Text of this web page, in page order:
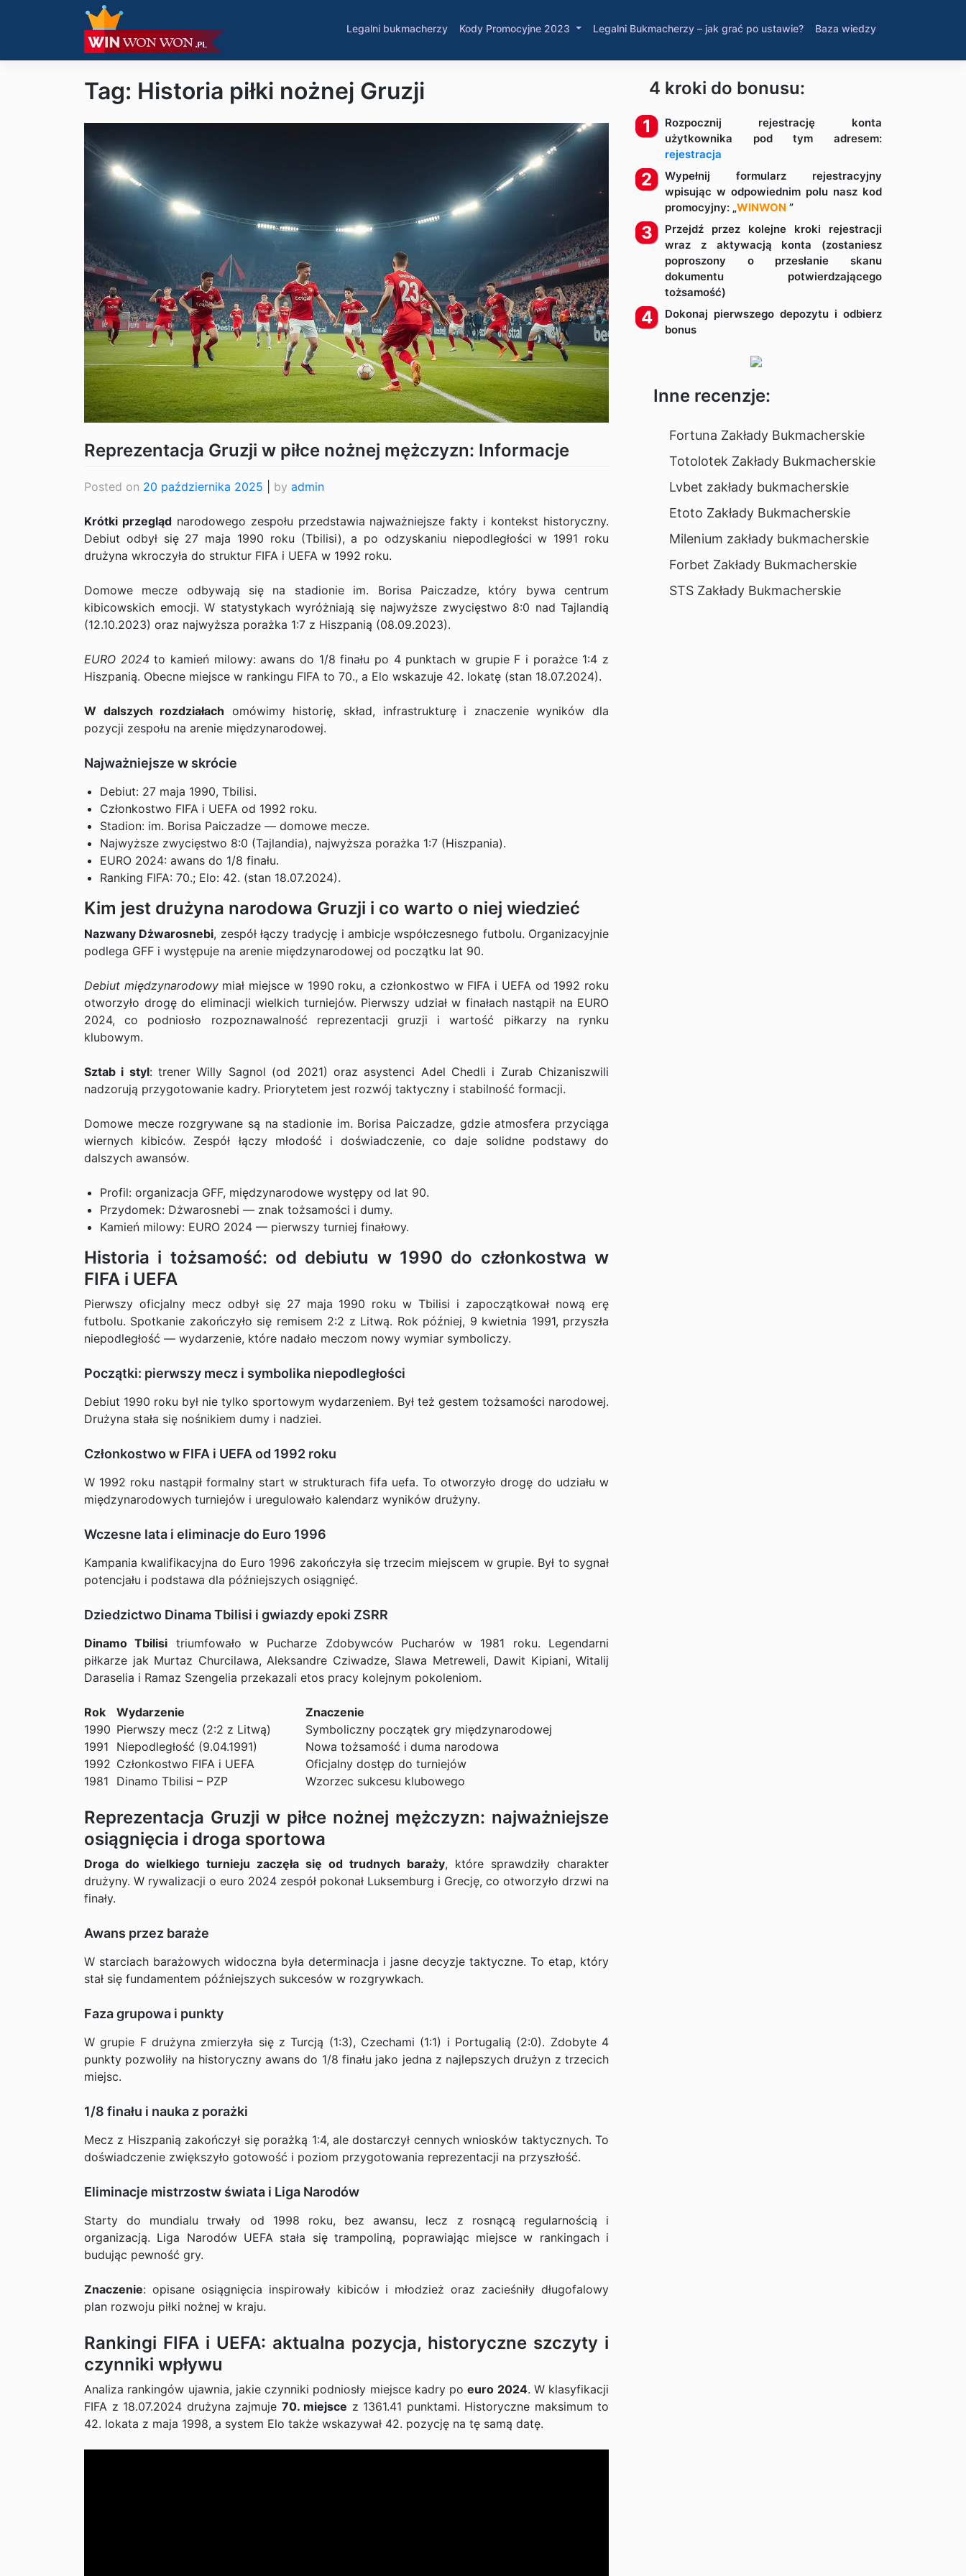
Legalni bukmacherzy Kody Promocyjne 2023 Legalni Bukmacherzy – jak grać po ustawie? Baza wiedzy
Tag: Historia piłki nożnej Gruzji
Reprezentacja Gruzji w piłce nożnej mężczyzn: Informacje
Posted on 20 października 2025 by admin
Krótki przeglądnarodowego zespołu przedstawia najważniejsze fakty i kontekst historyczny.
Debiut odbył się 27 maja 1990 roku (Tbilisi), a po odzyskaniu niepodległości w 1991 roku
drużyna wkroczyła do struktur FIFA i UEFA w 1992 roku.
Domowe mecze odbywają się na stadionie im. Borisa Paiczadze, który bywa centrum
kibicowskich emocji. W statystykach wyróżniają się najwyższe zwycięstwo 8:0 nad Tajlandią
(12.10.2023) oraz najwyższa porażka 1:7 z Hiszpanią (08.09.2023).
EURO 2024 to kamień milowy: awans do 1/8 finału po 4 punktach w grupie F i porażce 1:4 z
Hiszpanią. Obecne miejsce w rankingu FIFA to 70., a Elo wskazuje 42. lokatę (stan 18.07.2024).
W dalszych rozdziałach omówimy historię, skład, infrastrukturę i znaczenie wyników dla
pozycji zespołu na arenie międzynarodowej.
Najważniejsze w skrócie
Debiut: 27 maja 1990, Tbilisi.
Członkostwo FIFA i UEFA od 1992 roku.
Stadion: im. Borisa Paiczadze — domowe mecze.
Najwyższe zwycięstwo 8:0 (Tajlandia), najwyższa porażka 1:7 (Hiszpania).
EURO 2024: awans do 1/8 finału.
Ranking FIFA: 70.; Elo: 42. (stan 18.07.2024).
Kim jest drużyna narodowa Gruzji i co warto o niej wiedzieć
Nazwany Dżwarosnebi, zespół łączy tradycję i ambicje współczesnego futbolu. Organizacyjnie
podlega GFF i występuje na arenie międzynarodowej od początku lat 90.
Debiut międzynarodowymiał miejsce w 1990 roku, a członkostwo w FIFA i UEFA od 1992 roku
otworzyło drogę do eliminacji wielkich turniejów. Pierwszy udział w finałach nastąpił na EURO
2024, co podniosło rozpoznawalność reprezentacji gruzji i wartość piłkarzy na rynku
klubowym.
Sztab i styl: trener Willy Sagnol (od 2021) oraz asystenci Adel Chedli i Zurab Chizaniszwili
nadzorują przygotowanie kadry. Priorytetem jest rozwój taktyczny i stabilność formacji.
Domowe mecze rozgrywane są na stadionie im. Borisa Paiczadze, gdzie atmosfera przyciąga
wiernych kibiców. Zespół łączy młodość i doświadczenie, co daje solidne podstawy do
dalszych awansów.
Profil: organizacja GFF, międzynarodowe występy od lat 90.
Przydomek: Dżwarosnebi — znak tożsamości i dumy.
Kamień milowy: EURO 2024 — pierwszy turniej finałowy.
Historia i tożsamość: od debiutu w 1990 do członkostwa w
FIFA i UEFA
Pierwszy oficjalny mecz odbył się 27 maja 1990 roku w Tbilisi i zapoczątkował nową erę
futbolu. Spotkanie zakończyło się remisem 2:2 z Litwą. Rok później, 9 kwietnia 1991, przyszła
niepodległość — wydarzenie, które nadało meczom nowy wymiar symboliczy.
Początki: pierwszy mecz i symbolika niepodległości
Debiut 1990 roku był nie tylko sportowym wydarzeniem. Był też gestem tożsamości narodowej.
Drużyna stała się nośnikiem dumy i nadziei.
Członkostwo w FIFA i UEFA od 1992 roku
W 1992 roku nastąpił formalny start w strukturach fifa uefa. To otworzyło drogę do udziału w
międzynarodowych turniejów i uregulowało kalendarz wyników drużyny.
Wczesne lata i eliminacje do Euro 1996
Kampania kwalifikacyjna do Euro 1996 zakończyła się trzecim miejscem w grupie. Był to sygnał
potencjału i podstawa dla późniejszych osiągnięć.
Dziedzictwo Dinama Tbilisi i gwiazdy epoki ZSRR
Dinamo Tbilisi triumfowało w Pucharze Zdobywców Pucharów w 1981 roku. Legendarni
piłkarze jak Murtaz Churcilawa, Aleksandre Cziwadze, Slawa Metreweli, Dawit Kipiani, Witalij
Daraselia i Ramaz Szengelia przekazali etos pracy kolejnym pokoleniom.
Rok Wydarzenie
Znaczenie
1990 Pierwszy mecz (2:2 z Litwą)
Symboliczny początek gry międzynarodowej
1991
Niepodległość (9.04.1991)
Nowa tożsamość i duma narodowa
1992 Członkostwo FIFA i UEFA
Oficjalny dostęp do turniejów
1981
Dinamo Tbilisi – PZP Wzorzec sukcesu klubowego
Reprezentacja Gruzji w piłce nożnej mężczyzn: najważniejsze
osiągnięcia i droga sportowa
Droga do wielkiego turnieju zaczęła się od trudnych baraży, które sprawdziły charakter
drużyny. W rywalizacji o euro 2024 zespół pokonał Luksemburg i Grecję, co otworzyło drzwi na
finały.
Awans przez baraże
W starciach barażowych widoczna była determinacja i jasne decyzje taktyczne. To etap, który
stał się fundamentem późniejszych sukcesów w rozgrywkach.
Faza grupowa i punkty
W grupie F drużyna zmierzyła się z Turcją (1:3), Czechami (1:1) i Portugalią (2:0). Zdobyte 4
punkty pozwoliły na historyczny awans do 1/8 finału jako jedna z najlepszych drużyn z trzecich
miejsc.
1/8 finału i nauka z porażki
Mecz z Hiszpanią zakończył się porażką 1:4, ale dostarczył cennych wniosków taktycznych. To
doświadczenie zwiększyło gotowość i poziom przygotowania reprezentacji na przyszłość.
Eliminacje mistrzostw świata i Liga Narodów
Starty do mundialu trwały od 1998 roku, bez awansu, lecz z rosnącą regularnością i
organizacją. Liga Narodów UEFA stała się trampoliną, poprawiając miejsce w rankingach i
budując pewność gry.
Znaczenie: opisane osiągnięcia inspirowały kibiców i młodzież oraz zacieśniły długofalowy
plan rozwoju piłki nożnej w kraju.
Rankingi FIFA i UEFA: aktualna pozycja, historyczne szczyty i
czynniki wpływu
Analiza rankingów ujawnia, jakie czynniki podniosły miejsce kadry poeuro 2024. W klasyfikacji
FIFA z 18.07.2024 drużyna zajmuje 70. miejsce z 1361.41 punktami. Historyczne maksimum to
42. lokata z maja 1998, a system Elo także wskazywał 42. pozycję na tę samą datę.
4 kroki do bonusu:
Rozpocznij rejestrację konta
użytkownika pod tym adresem:
rejestracja
Wypełnij formularz rejestracyjny
wpisując w odpowiednim polu nasz kod
promocyjny: „WINWON ”
Przejdź przez kolejne kroki rejestracji
wraz z aktywacją konta (zostaniesz
poproszony o przesłanie skanu
dokumentu potwierdzającego
tożsamość)
Dokonaj pierwszego depozytu i odbierz
bonus
Inne recenzje:
Fortuna Zakłady Bukmacherskie
Totolotek Zakłady Bukmacherskie
Lvbet zakłady bukmacherskie
Etoto Zakłady Bukmacherskie
Milenium zakłady bukmacherskie
Forbet Zakłady Bukmacherskie
STS Zakłady Bukmacherskie